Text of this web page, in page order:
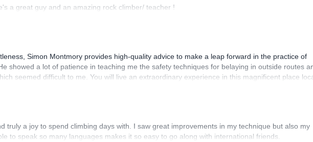
a great guy and an amazing rock climber/ teacher !
Simon Montmory provides high-quality advice to make a leap forward in the practice of
showed a lot of patience in teaching me the safety techniques for belaying in outside routes
seemed difficult to me. You will live an extraordinary experience in this magnificent place
truly a joy to spend climbing days with. I saw great improvements in my technique but also my
to speak so many languages makes it so easy to go along with international friends.